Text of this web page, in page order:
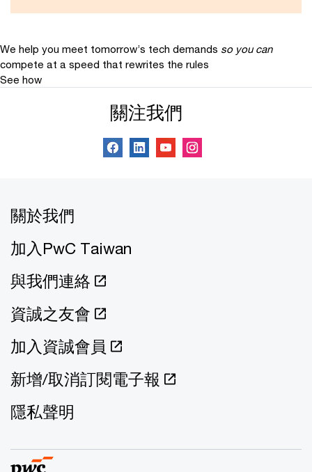
We help you meet tomorrow’s tech demands so you can
compete at a speed that rewrites the rules
See how
關注我們
關於我們
加入PwC Taiwan
與我們連絡
資誠之友會
加入資誠會員
新增/取消訂閱電子報
隱私聲明